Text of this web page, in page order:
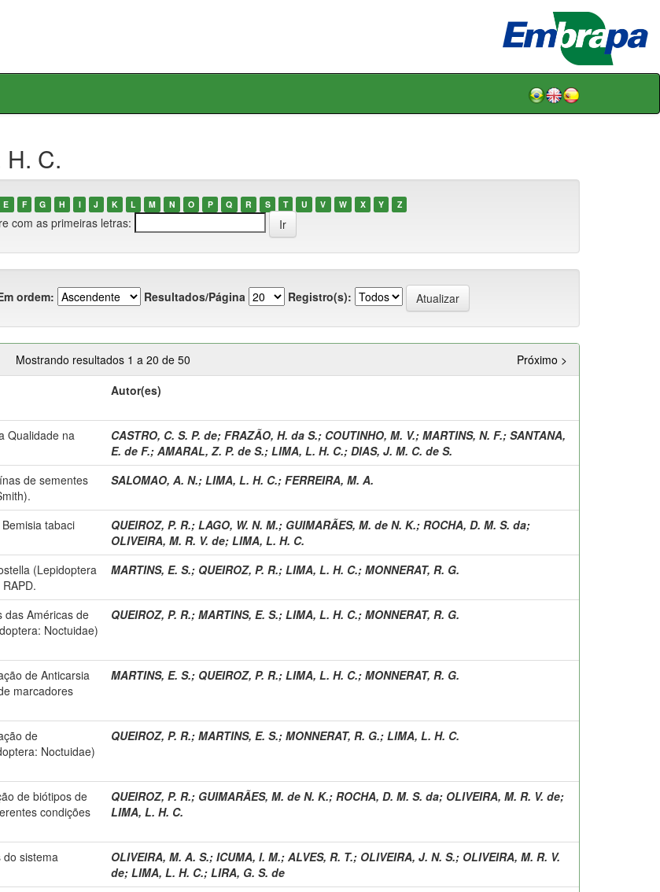
C.
E F G H I J K L M N O P Q R S T U V W X Y Z
com as primeiras letras:
ordem: Resultados/Página Registro(s):
Mostrando resultados 1 a 20 de 50
Próximo >
Autor(es)
Qualidade na
CASTRO, C. S. P. de; FRAZÃO, H. da S.; COUTINHO, M. V.; MARTINS, N. F.; SANTANA,
E. de F.; AMARAL, Z. P. de S.; LIMA, L. H. C.; DIAS, J. M. C. de S.
de sementes
SALOMAO, A. N.; LIMA, L. H. C.; FERREIRA, M. A.
tabaci
QUEIROZ, P. R.; LAGO, W. N. M.; GUIMARÃES, M. de N. K.; ROCHA, D. M. S. da;
OLIVEIRA, M. R. V. de; LIMA, L. H. C.
(Lepidoptera
MARTINS, E. S.; QUEIROZ, P. R.; LIMA, L. H. C.; MONNERAT, R. G.
das Américas de
Noctuidae)
QUEIROZ, P. R.; MARTINS, E. S.; LIMA, L. H. C.; MONNERAT, R. G.
de Anticarsia
marcadores
MARTINS, E. S.; QUEIROZ, P. R.; LIMA, L. H. C.; MONNERAT, R. G.
de
Noctuidae)
QUEIROZ, P. R.; MARTINS, E. S.; MONNERAT, R. G.; LIMA, L. H. C.
de biótipos de
condições
QUEIROZ, P. R.; GUIMARÃES, M. de N. K.; ROCHA, D. M. S. da; OLIVEIRA, M. R. V. de;
LIMA, L. H. C.
sistema
OLIVEIRA, M. A. S.; ICUMA, I. M.; ALVES, R. T.; OLIVEIRA, J. N. S.; OLIVEIRA, M. R. V.
de; LIMA, L. H. C.; LIRA, G. S. de